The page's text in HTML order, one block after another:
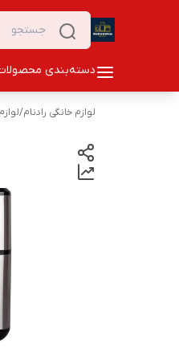
دسته‌بندی
لوازم خانگی رادنام/